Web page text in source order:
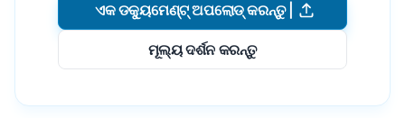
ଏକ ଡକ୍ୟୁମେଣ୍ଟ୍ ଅପଲୋଡ୍ କରନ୍ତୁ |
ମୂଲ୍ୟ ଦର୍ଶନ କରନ୍ତୁ